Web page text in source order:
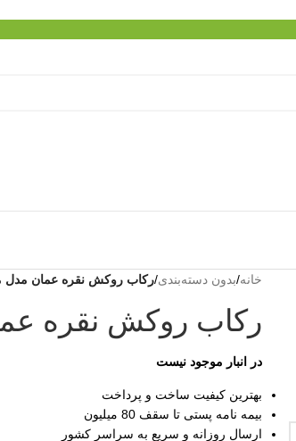
خانه/بدون دسته‌بندی/رکاب روکش نقره عمان مدل
رکاب روکش نقره
در انبار موجود نیست
بهترین کیفیت ساخت و پرداخت
بیمه نامه پستی تا سقف 80 میلیون
ارسال روزانه و سریع به سراسر کشور